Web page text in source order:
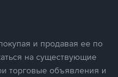
и продавая ее по
на существующие
торговые объявления и